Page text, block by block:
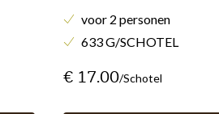
voor 2 personen
633 G/SCHOTEL
€ 17.00/schotel